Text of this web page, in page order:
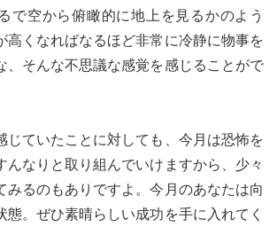
で空から俯瞰的に地上を見るかのよう
高くなればなるほど非常に冷静に物事を
、そんな不思議な感覚を感じることがで
じていたことに対しても、今月は恐怖を
んなりと取り組んでいけますから、少々
みるのもありですよ。今月のあなたは向
態。ぜひ素晴らしい成功を手に入れてく